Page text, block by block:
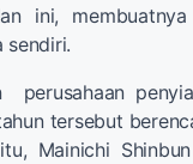
ini,
sendiri.
tersebut
Mainichi